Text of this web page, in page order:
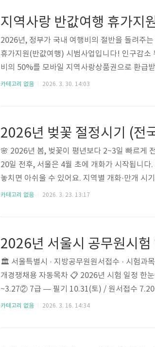
육법 제23조, ..
지역사랑 반값여행 휴가지
2026년, 정부가 국내 여행비의 절반을 돌려주
휴가지원(반값여행) 시범사업입니다! 인구감
비의 50%를 모바일 지역사랑상품권으로 환급
니다. 이미 다녀온 여행에는 소급 적용이 안 되
상품권으로 돌려주는 제도입니다.💡 핵심 포인트
카테고리 없음 2026. 3. 30. 14:03
2026년 벚꽃 절정시기 (전
🌸 2026년 봄, 벚꽃이 평년보다 2~3일 빠르게
20일 전후, 서울은 4월 초에 개화가 시작됩니
놓치면 아쉬울 수 있어요. 지역별 개화·만개 시
차1. 2026년 벚꽃, 왜 빨리 필까?기상청과 주요
습니다.💡..
카테고리 없음 2026. 3. 23. 13:17
2026년 서울시 공무원시
🏛️ 서울특별시 · 지방공무원원서접수 · 시험과
개경쟁채용 자동목차 📋 2026년 시험 일정
~3.27② 7급 — 필기 10.31(토) / 원서접수
대체, 과목당 25문항6.20 / 10.319급·7급필기
카테고리 없음 2026. 3. 16. 14:34